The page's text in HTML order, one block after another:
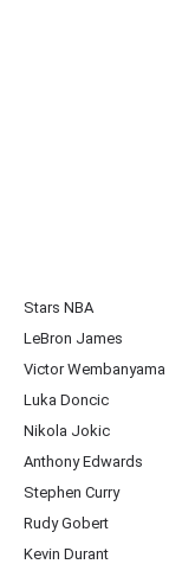
Stars NBA
LeBron James
Victor Wembanyama
Luka Doncic
Nikola Jokic
Anthony Edwards
Stephen Curry
Rudy Gobert
Kevin Durant